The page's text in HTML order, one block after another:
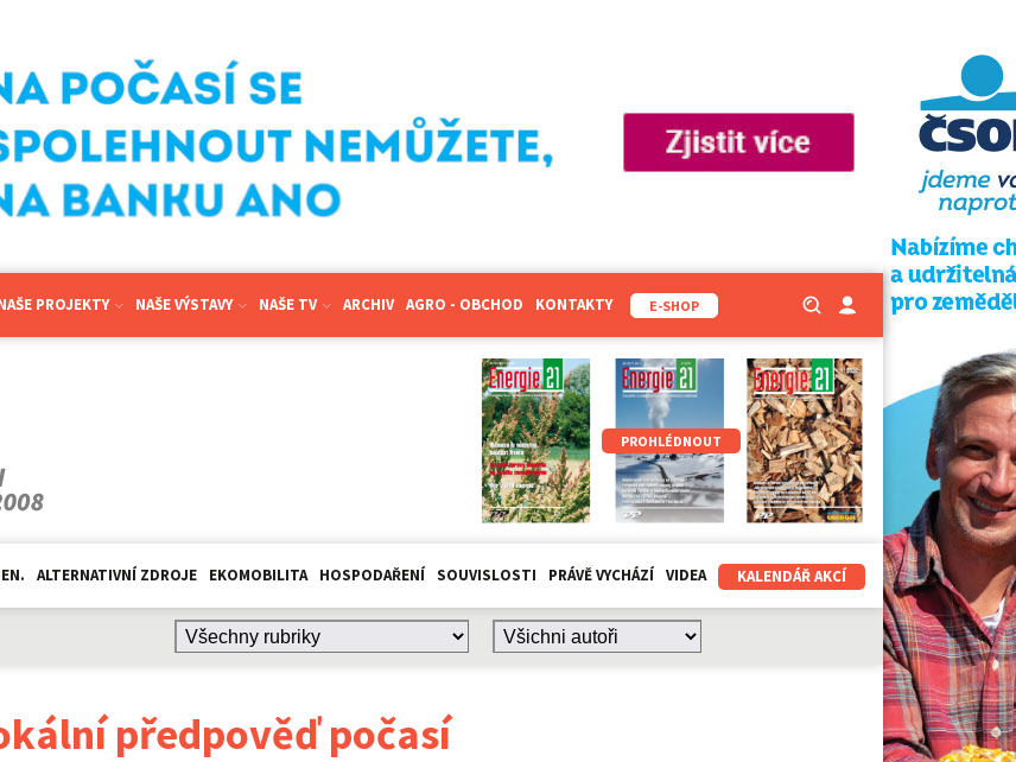
PROJEKTY NAŠE VÝSTAVY NAŠE TV ARCHIV AGRO - OBCHOD KONTAKTY E-SHOP
PROHLÉDNOUT
ALTERNATIVNÍ ZDROJE EKOMOBILITA HOSPODAŘENÍ SOUVISLOSTI PRÁVĚ VYCHÁZÍ VIDEA KALENDÁŘ AKCÍ
předpověď počasí